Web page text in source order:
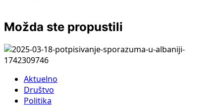
Možda ste propustili
Aktuelno
Društvo
Politika